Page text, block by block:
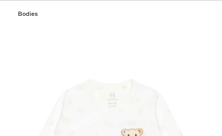
Bodies